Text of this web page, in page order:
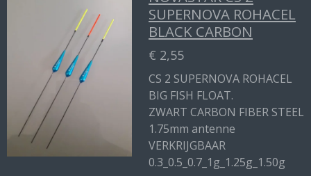
SUPERNOVA ROHACEL
BLACK CARBON
€ 2,55
CS 2 SUPERNOVA ROHACEL
BIG FISH FLOAT.
ZWART CARBON FIBER STEEL
1.75mm antenne
VERKRIJGBAAR
0.3_0.5_0.7_1g_1.25g_1.50g